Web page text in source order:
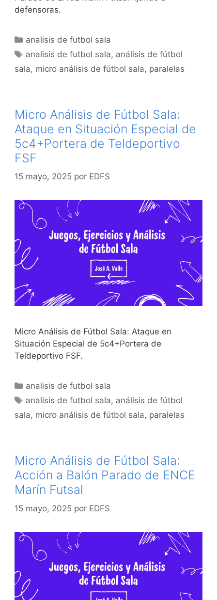
defensoras.
Categorías
analisis de futbol sala
Etiquetas
analisis de futbol sala, análisis de fútbol
sala, micro análisis de fútbol sala, paralelas
Micro Análisis de Fútbol Sala:
Ataque en Situación Especial de
5c4+Portera de Teldeportivo
FSF
15 mayo, 2025 por EDFS
Micro Análisis de Fútbol Sala: Ataque en
Situación Especial de 5c4+Portera de
Teldeportivo FSF.
Categorías
analisis de futbol sala
Etiquetas
analisis de futbol sala, análisis de fútbol
sala, micro análisis de fútbol sala, paralelas
Micro Análisis de Fútbol Sala:
Acción a Balón Parado de ENCE
Marín Futsal
15 mayo, 2025 por EDFS